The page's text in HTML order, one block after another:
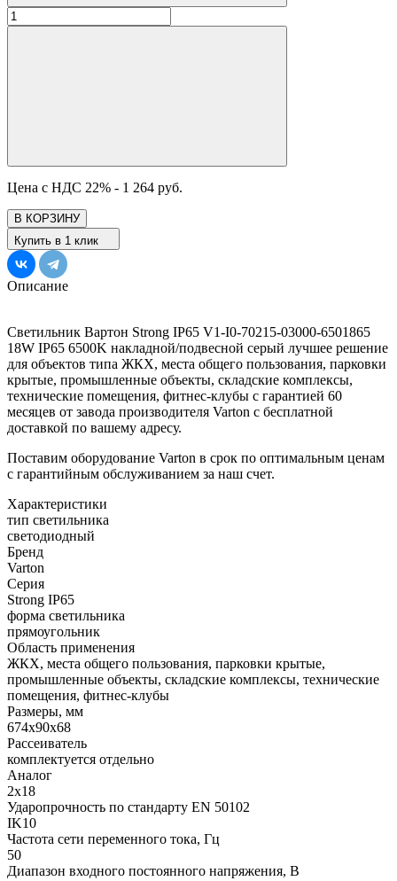
Цена с НДС 22% - 1 264 руб.
В КОРЗИНУ
Купить в 1 клик
Описание
Светильник Вартон Strong IP65 V1-I0-70215-03000-6501865
18W IP65 6500K накладной/подвесной серый лучшее решение
для объектов типа ЖКХ, места общего пользования, парковки
крытые, промышленные объекты, складские комплексы,
технические помещения, фитнес-клубы с гарантией 60
месяцев от завода производителя Varton с бесплатной
доставкой по вашему адресу.
Поставим оборудование Varton в срок по оптимальным ценам
с гарантийным обслуживанием за наш счет.
Характеристики
тип светильника
светодиодный
Бренд
Varton
Серия
Strong IP65
форма светильника
прямоугольник
Область применения
ЖКХ, места общего пользования, парковки крытые,
промышленные объекты, складские комплексы, технические
помещения, фитнес-клубы
Размеры, мм
674x90x68
Рассеиватель
комплектуется отдельно
Аналог
2х18
Ударопрочность по стандарту EN 50102
IK10
Частота сети переменного тока, Гц
50
Диапазон входного постоянного напряжения, В